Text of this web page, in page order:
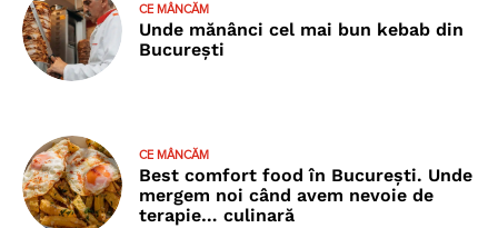
CE MÂNCĂM
Unde mănânci cel mai bun kebab din
București
CE MÂNCĂM
Best comfort food în București. Unde
mergem noi când avem nevoie de
terapie… culinară